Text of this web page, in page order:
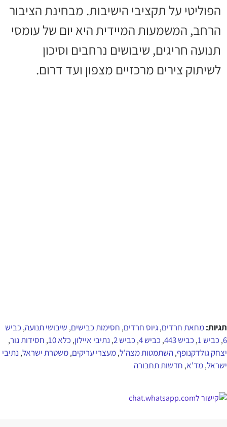
הפוליטי על תקציבי הישיבות. מבחינת הציבור
הרחב, המשמעות המיידית היא יום של עומסי
תנועה חריגים, שיבושים נרחבים וסיכון
לשיתוק צירים מרכזיים מצפון ועד דרום.
תגיות:מחאת חרדים,גיוס חרדים, חסימות כבישים, שיבושי תנועה, כביש
6
, כביש 1 , כביש 443 , כביש 4 , כביש 2 , נתיבי איילון, כלא 10 , חסידות גור,
יצחק גולדקנופף,השתמטות מצה'ל,מעצרי עריקים,משטרת ישראל, נתיבי
ישראל,מד'א, חדשות תחבורה